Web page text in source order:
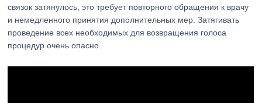
связок затянулось, это требует повторного обращения к врачу
и немедленного принятия дополнительных мер. Затягивать
проведение всех необходимых для возвращения голоса
процедур очень опасно.